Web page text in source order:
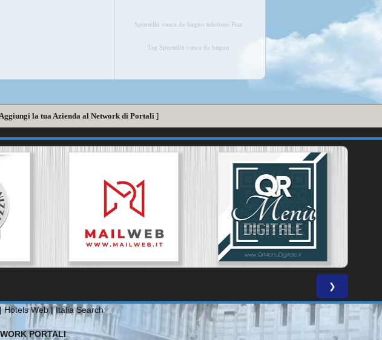
Sportello vasca da bagno telefono Pisa
Tag Sportello vasca da bagno
la tua Azienda al Network di Portali ]
❯
Hotels Web|Italia Search
PORTALI